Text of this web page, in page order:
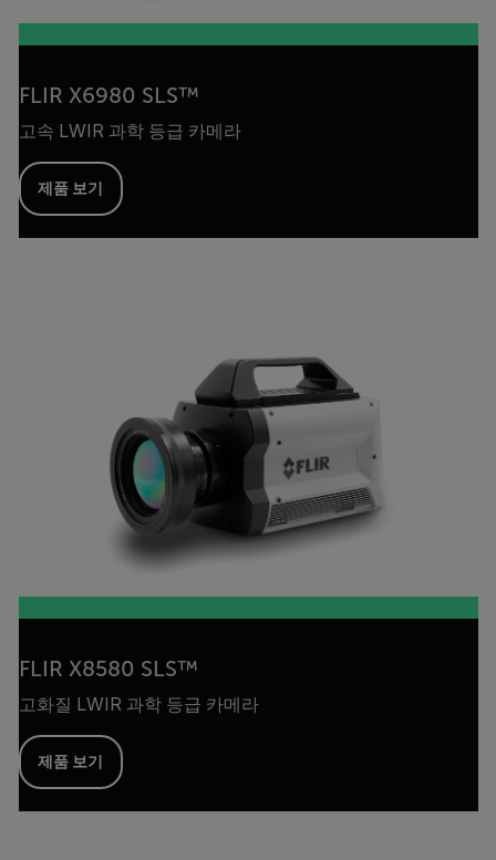
FLIR X6980 SLS™
고속 LWIR 과학 등급 카메라
제품 보기
FLIR X8580 SLS™
고화질 LWIR 과학 등급 카메라
제품 보기